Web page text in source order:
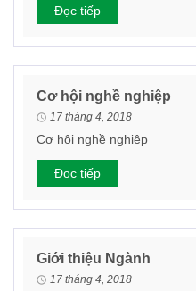
Đọc tiếp
Cơ hội nghề nghiệp
17 tháng 4, 2018
Cơ hội nghề nghiệp
Đọc tiếp
Giới thiệu Ngành
17 tháng 4, 2018